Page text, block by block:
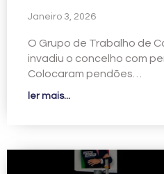
Janeiro 3, 2026
O Grupo de Trabalho de
invadiu o concelho com
Colocaram pendões…
ler mais...